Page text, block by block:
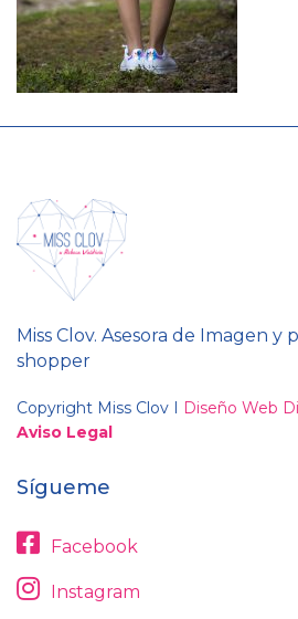
Miss Clov. Asesora de Imagen y
shopper
Copyright Miss Clov I Diseño Web
Aviso Legal
Sígueme
Facebook
Instagram